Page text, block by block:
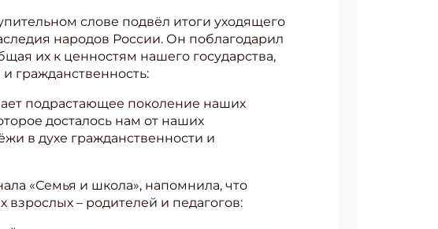
слове подвёл итоги уходящего
народов России. Он поблагодарил
их к ценностям нашего государства,
гражданственность:
подрастающее поколение наших
досталось нам от наших
в духе гражданственности и
«Семья и школа», напомнила, что
– родителей и педагогов: